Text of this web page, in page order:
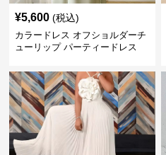
¥5,600 (税込)
カラードレス オフショルダーチ
ューリップ パーティードレス